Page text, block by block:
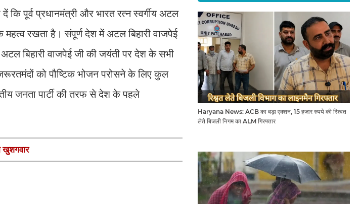
पूर्व प्रधानमंत्री और भारत रत्न स्वर्गीय अटल
महत्व रखता है। संपूर्ण देश में अटल बिहारी वाजपेई
बिहारी वाजपेई जी की जयंती पर देश के सभी
को पौष्टिक भोजन परोसने के लिए कुल
जनता पार्टी की तरफ से देश के पहले
खुशगवार
Haryana News: ACB का बड़ा एक्शन, 15 हजार रुपये की रिश्वत
लेते बिजली निगम का ALM गिरफ्तार